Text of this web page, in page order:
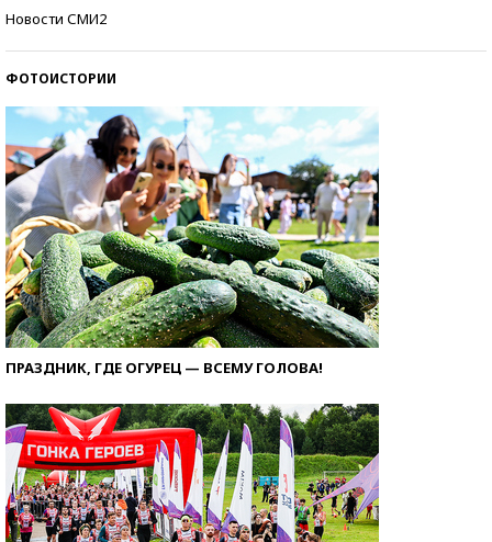
Новости СМИ2
ФОТОИСТОРИИ
ПРАЗДНИК, ГДЕ ОГУРЕЦ — ВСЕМУ ГОЛОВА!